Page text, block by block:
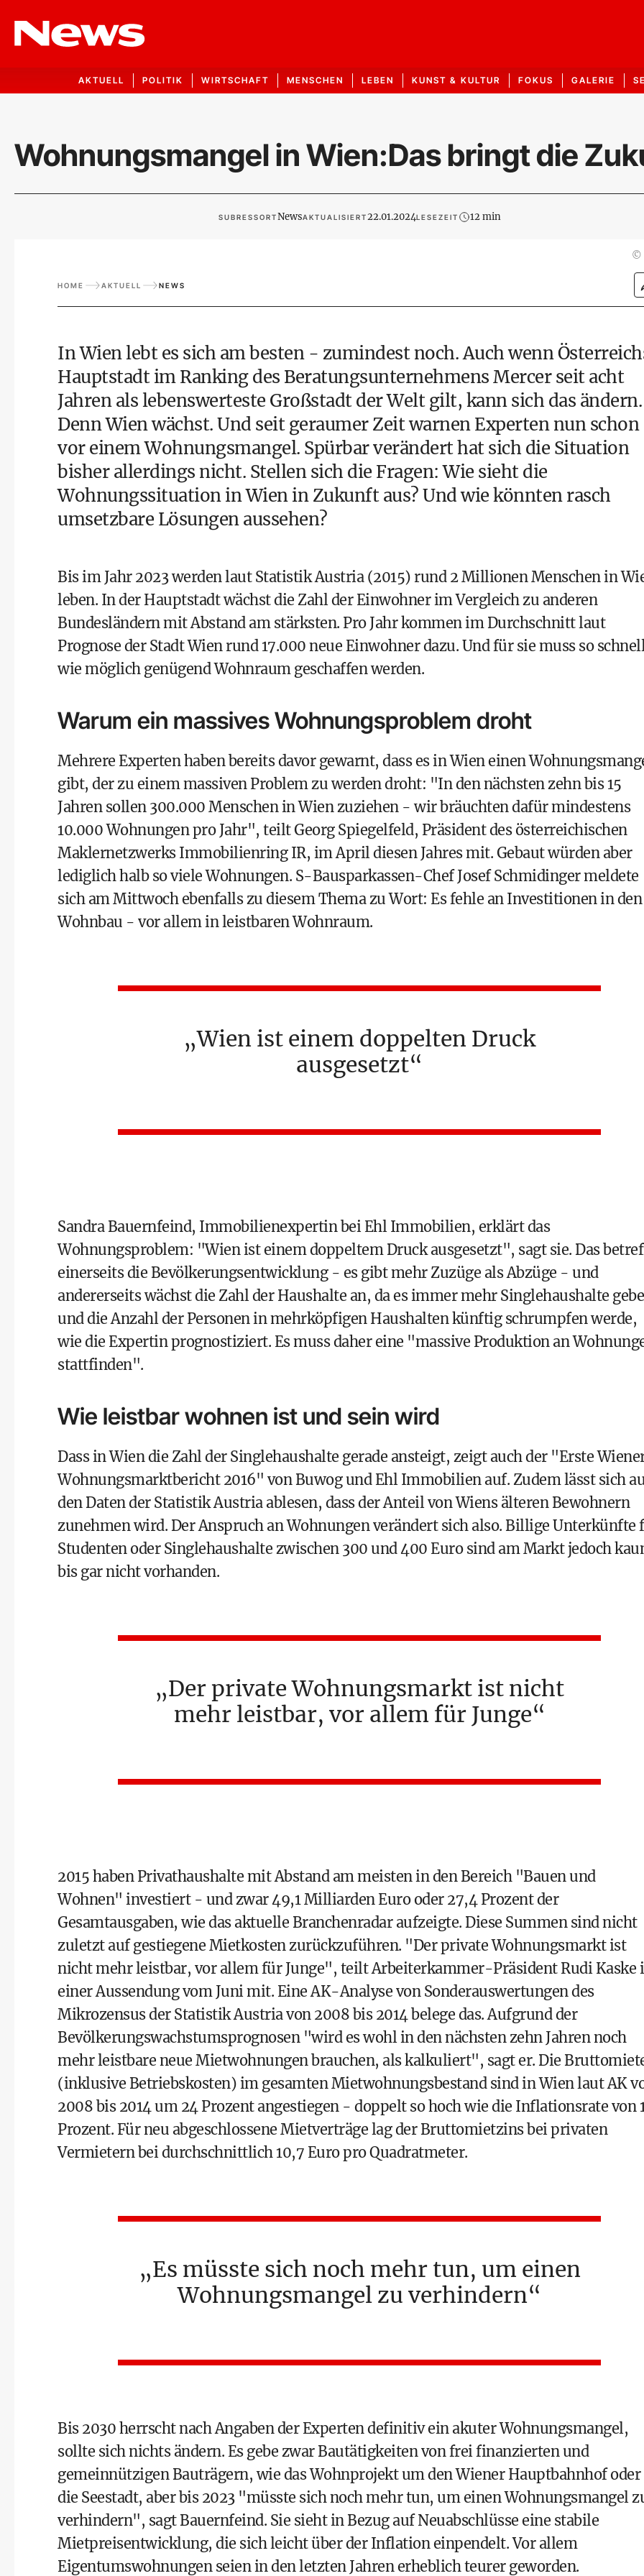
AKTUELL POLITIK WIRTSCHAFT MENSCHEN LEBEN KUNST & KULTUR FOKUS GALERIE
Wohnungsmangel in Wien:Das bringt die
SUBRESSORTNewsAKTUALISIERT22.01.2024LESEZEIT 12 min
©
HOME AKTUELL NEWS
In Wien lebt es sich am besten - zumindest noch. Auch wenn
Hauptstadt im Ranking des Beratungsunternehmens Mercer seit acht
Jahren als lebenswerteste Großstadt der Welt gilt, kann sich das ändern.
Denn Wien wächst. Und seit geraumer Zeit warnen Experten nun schon
vor einem Wohnungsmangel. Spürbar verändert hat sich die Situation
bisher allerdings nicht. Stellen sich die Fragen: Wie sieht die
Wohnungssituation in Wien in Zukunft aus? Und wie könnten rasch
umsetzbare Lösungen aussehen?
Bis im Jahr 2023 werden laut Statistik Austria (2015) rund 2 Millionen Menschen in
leben. In der Hauptstadt wächst die Zahl der Einwohner im Vergleich zu anderen
Bundesländern mit Abstand am stärksten. Pro Jahr kommen im Durchschnitt laut
Prognose der Stadt Wienrund 17.000 neue Einwohner dazu. Und für sie muss so
wie möglich genügend Wohnraum geschaffen werden.
Warum ein massives Wohnungsproblem droht
Mehrere Experten haben bereits davor gewarnt, dass es in Wien einen
gibt, der zu einem massiven Problem zu werden droht: "In den nächsten zehn bis 15
Jahren sollen 300.000 Menschen in Wien zuziehen - wir bräuchten dafür mindestens
10.000 Wohnungen pro Jahr", teilt Georg Spiegelfeld, Präsident des österreichischen
Maklernetzwerks Immobilienring IR, im April diesen Jahres mit. Gebaut würden aber
lediglich halb so viele Wohnungen. S-Bausparkassen-Chef Josef Schmidinger meldete
sich am Mittwoch ebenfalls zu diesem Thema zu Wort: Es fehle an Investitionen in den
Wohnbau - vor allem in leistbaren Wohnraum.
Wien ist einem doppelten Druck
ausgesetzt
Sandra Bauernfeind, Immobilienexpertin bei Ehl Immobilien, erklärt das
Wohnungsproblem: "Wien ist einem doppeltem Druck ausgesetzt", sagt sie. Das
einerseits die Bevölkerungsentwicklung - es gibt mehr Zuzüge als Abzüge - und
andererseits wächst die Zahl der Haushalte an, da es immer mehr Singlehaushalte
und die Anzahl der Personen in mehrköpfigen Haushalten künftig schrumpfen werde,
wie die Expertin prognostiziert. Es muss daher eine "massive Produktion an
stattfinden".
Wie leistbar wohnen ist und sein wird
Dass in Wien die Zahl der Singlehaushalte gerade ansteigt, zeigt auch der "Erste
Wohnungsmarktbericht 2016" von Buwog und Ehl Immobilien auf. Zudem lässt sich
den Daten der Statistik Austria ablesen, dass der Anteil von Wiens älteren Bewohnern
zunehmen wird. Der Anspruch an Wohnungen verändert sich also. Billige Unterkünfte
Studenten oder Singlehaushalte zwischen 300 und 400 Euro sind am Markt jedoch
bis gar nicht vorhanden.
Der private Wohnungsmarkt ist nicht
mehr leistbar, vor allem für Junge
2015 haben Privathaushalte mit Abstand am meisten in den Bereich "Bauen und
Wohnen" investiert - und zwar 49,1 Milliarden Euro oder 27,4 Prozent der
Gesamtausgaben, wie das aktuelle Branchenradar aufzeigte. Diese Summen sind nicht
zuletzt auf gestiegene Mietkosten zurückzuführen. "Der private Wohnungsmarkt ist
nicht mehr leistbar, vor allem für Junge", teilt Arbeiterkammer-Präsident Rudi Kaske
einer Aussendung vom Juni mit. Eine AK-Analyse von Sonderauswertungen des
Mikrozensus der Statistik Austria von 2008 bis 2014 belege das. Aufgrund der
Bevölkerungswachstumsprognosen "wird es wohl in den nächsten zehn Jahren noch
mehr leistbare neue Mietwohnungen brauchen, als kalkuliert", sagt er. Die
(inklusive Betriebskosten) im gesamten Mietwohnungsbestand sind in Wien laut AK
2008 bis 2014 um 24 Prozent angestiegen - doppelt so hoch wie die Inflationsrate von
Prozent. Für neu abgeschlossene Mietverträge lag der Bruttomietzins bei privaten
Vermietern bei durchschnittlich 10,7 Euro pro Quadratmeter.
Es müsste sich noch mehr tun, um einen
Wohnungsmangel zu verhindern
Bis 2030 herrscht nach Angaben der Experten definitiv ein akuter Wohnungsmangel,
sollte sich nichts ändern. Es gebe zwar Bautätigkeiten von frei finanzierten und
gemeinnützigen Bauträgern, wie das Wohnprojekt um den Wiener Hauptbahnhof oder
die Seestadt, aber bis 2023 "müsste sich noch mehr tun, um einen Wohnungsmangel
verhindern", sagt Bauernfeind. Sie sieht in Bezug auf Neuabschlüsse eine stabile
Mietpreisentwicklung, die sich leicht über der Inflation einpendelt. Vor allem
Eigentumswohnungen seien in den letzten Jahren erheblich teurer geworden.